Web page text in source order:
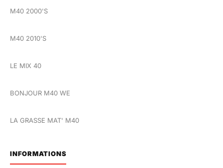
M40 2000'S
M40 2010'S
LE MIX 40
BONJOUR M40 WE
LA GRASSE MAT' M40
INFORMATIONS